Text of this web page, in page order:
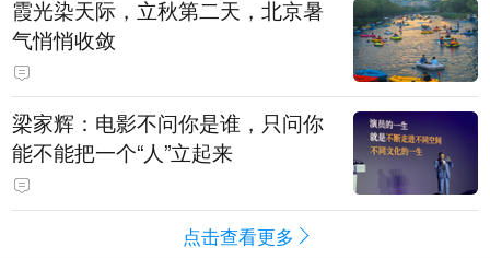
霞光染天际，立秋第二天，北京暑
气悄悄收敛
梁家辉：电影不问你是谁，只问你
能不能把一个“人”立起来
点击查看更多